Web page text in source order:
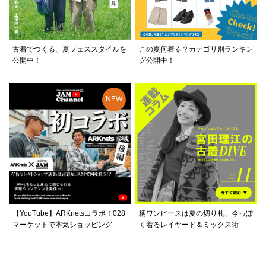
古着でつくる、夏フェススタイルを
公開中！
この夏何着る？カテゴリ別ランキン
グ公開中！
【YouTube】ARKnetsコラボ！028
マーケットで本気ショッピング
柄ワンピースは夏の切り札、今っぽ
く着るレイヤード＆ミックス術